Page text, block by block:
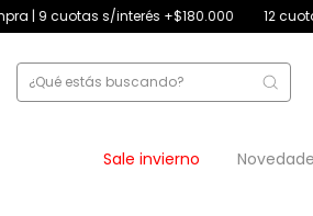
+$180.000 12 cuotas s/interés
Sale invierno